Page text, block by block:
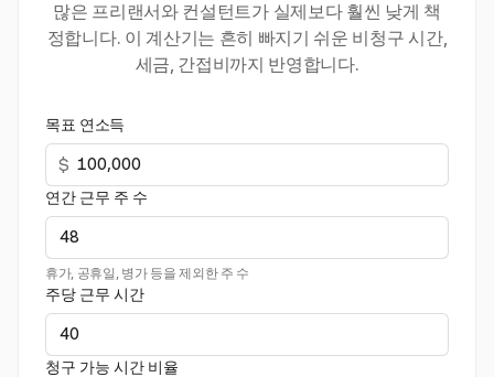
많은 프리랜서와 컨설턴트가 실제보다 훨씬 낮게 책
정합니다. 이 계산기는 흔히 빠지기 쉬운 비청구 시간,
세금, 간접비까지 반영합니다.
목표 연소득
$
연간 근무 주 수
휴가, 공휴일, 병가 등을 제외한 주 수
주당 근무 시간
청구 가능 시간 비율